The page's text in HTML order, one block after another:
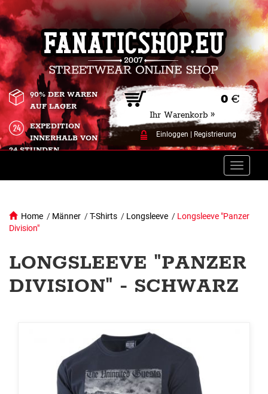
0 €
Ihr Warenkorb »
Einloggen Registrierung
90% DER WAREN
AUF LAGER
EXPEDITION
INNERHALB VON
24 STUNDEN.
Toggle
Home / Männer /T-Shirts / Longsleeve / Longsleeve "Panzer
Division"
LONGSLEEVE "PANZER
DIVISION" - SCHWARZ